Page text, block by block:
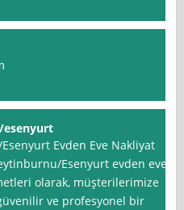
Evden Eve Nakliyat
Esenyurt evden eve
olarak, müşterilerimize
ve profesyonel bir